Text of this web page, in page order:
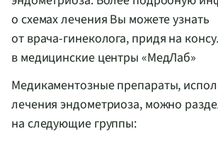
о схемах лечения Вы можете узнать
от врача-гинеколога, придя на
в медицинские центры «МедЛаб»
Медикаментозные препараты,
лечения эндометриоза, можно
на следующие группы: